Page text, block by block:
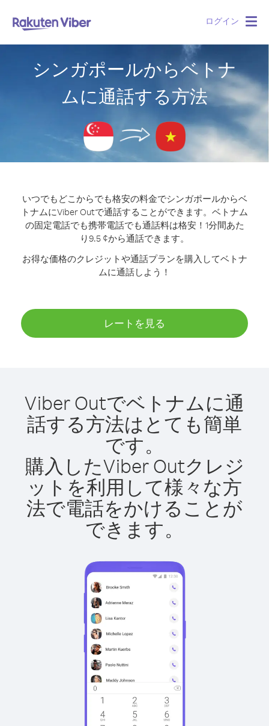
ログイン
シンガポールからベトナ
ムに通話する方法
いつでもどこからでも格安の料金でシンガポールからベ
トナムにViber Outで通話することができます。 ベトナム
の固定電話でも携帯電話でも通話料は格安！1分間あた
り9.5 ¢から通話できます。
お得な価格のクレジットや通話プランを購入してベトナ
ムに通話しよう！
レートを見る
Viber Outでベトナムに通
話する方法はとても簡単
です。
購入したViber Outクレジ
ットを利用して様々な方
法で電話をかけることが
できます。